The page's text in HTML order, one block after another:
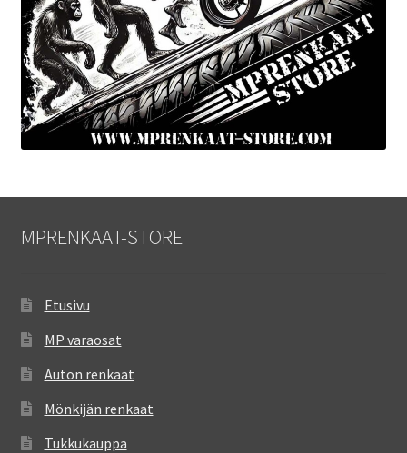
MPRENKAAT-STORE
Etusivu
MP varaosat
Auton renkaat
Mönkijän renkaat
Tukkukauppa